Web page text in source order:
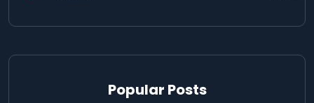
Popular Posts